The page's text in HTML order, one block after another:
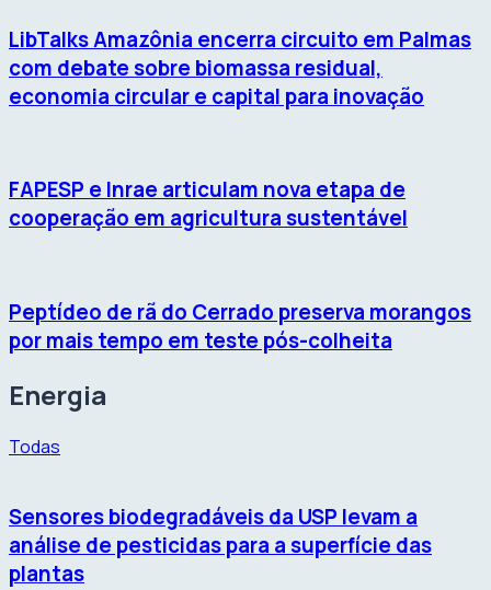
LibTalks Amazônia encerra circuito em Palmas
com debate sobre biomassa residual,
economia circular e capital para inovação
FAPESP e Inrae articulam nova etapa de
cooperação em agricultura sustentável
Peptídeo de rã do Cerrado preserva morangos
por mais tempo em teste pós-colheita
Energia
Todas
Sensores biodegradáveis da USP levam a
análise de pesticidas para a superfície das
plantas